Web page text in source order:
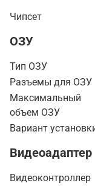
Чипсет
ОЗУ
Тип ОЗУ
Разъемы для ОЗУ
Максимальный
объем ОЗУ
Вариант
Видеоадаптер
Видеоконтроллер